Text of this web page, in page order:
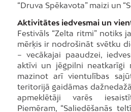
“Druva Spēkavota” maizi un
Aktivitātes iedvesmai un
Festivāls “Zelta ritmi” notiks
mērķis ir nodrošināt svētku
– vecākajai paaudzei,
aktīvi un jēgpilni neatkarīgi
mazinot arī vientulības
teritorijā gaidāmas
apmeklētāji varēs
Piemēram, “Saliedēšanās